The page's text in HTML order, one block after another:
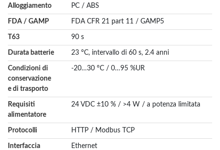
Alloggiamento PC / ABS
FDA / GAMP FDA CFR 21 part 11 / GAMP5
T63 90 s
Durata batterie 23 °C, intervallo di 60 s, 2.4 anni
Condizioni di
conservazione
e di trasporto
-20…30 °C / 0…95 %UR
Requisiti
alimentatore
24 VDC ±10 % / >4 W / a potenza limitata
Protocolli HTTP / Modbus TCP
Interfaccia Ethernet